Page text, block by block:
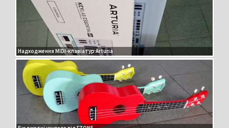
Надходження MIDI-клавіатур Arturia